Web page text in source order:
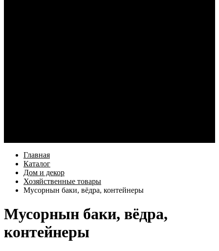
Главная
Каталог
Дом и декор
Хозяйственные товары
Мусорнын баки, вёдра, контейнеры
Мусорнын баки, вёдра,
контейнеры